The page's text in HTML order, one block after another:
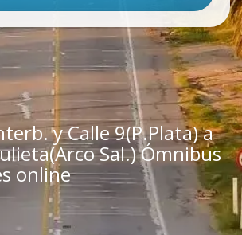
y Calle 9(P.Plata) a
Sal.) Ómnibus
online